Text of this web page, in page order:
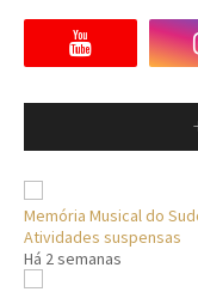
Memória Musical do
Atividades suspensas
Há 2 semanas